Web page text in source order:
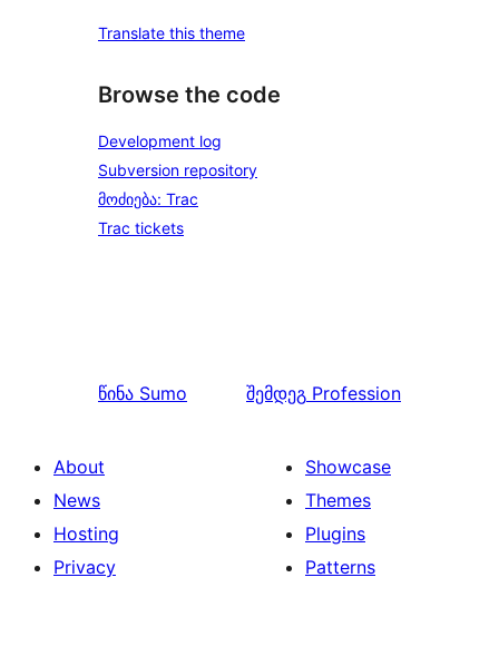
Translate this theme
Browse the code
Development log
Subversion repository
მოძიება: Trac
Trac tickets
წინა Sumo შემდეგ Profession
About
News
Hosting
Privacy
Showcase
Themes
Plugins
Patterns